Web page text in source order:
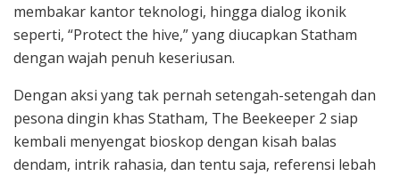
membakar kantor teknologi, hingga dialog ikonik
seperti, “Protect the hive,” yang diucapkan Statham
dengan wajah penuh keseriusan.
Dengan aksi yang tak pernah setengah-setengah dan
pesona dingin khas Statham, The Beekeeper 2 siap
kembali menyengat bioskop dengan kisah balas
dendam, intrik rahasia, dan tentu saja, referensi lebah